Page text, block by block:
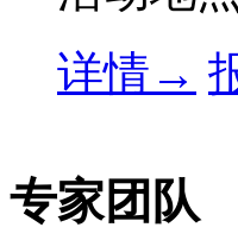
详情→
专家团队